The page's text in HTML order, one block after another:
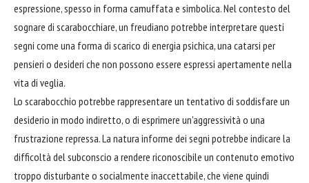
espressione, spesso in forma camuffata e simbolica. Nel contesto del
sognare di scarabocchiare, un freudiano potrebbe interpretare questi
segni come una forma di scarico di energia psichica, una catarsi per
pensieri o desideri che non possono essere espressi apertamente nella
vita di veglia.
Lo scarabocchio potrebbe rappresentare un tentativo di soddisfare un
desiderio in modo indiretto, o di esprimere un'aggressività o una
frustrazione repressa. La natura informe dei segni potrebbe indicare la
difficoltà del subconscio a rendere riconoscibile un contenuto emotivo
troppo disturbante o socialmente inaccettabile, che viene quindi